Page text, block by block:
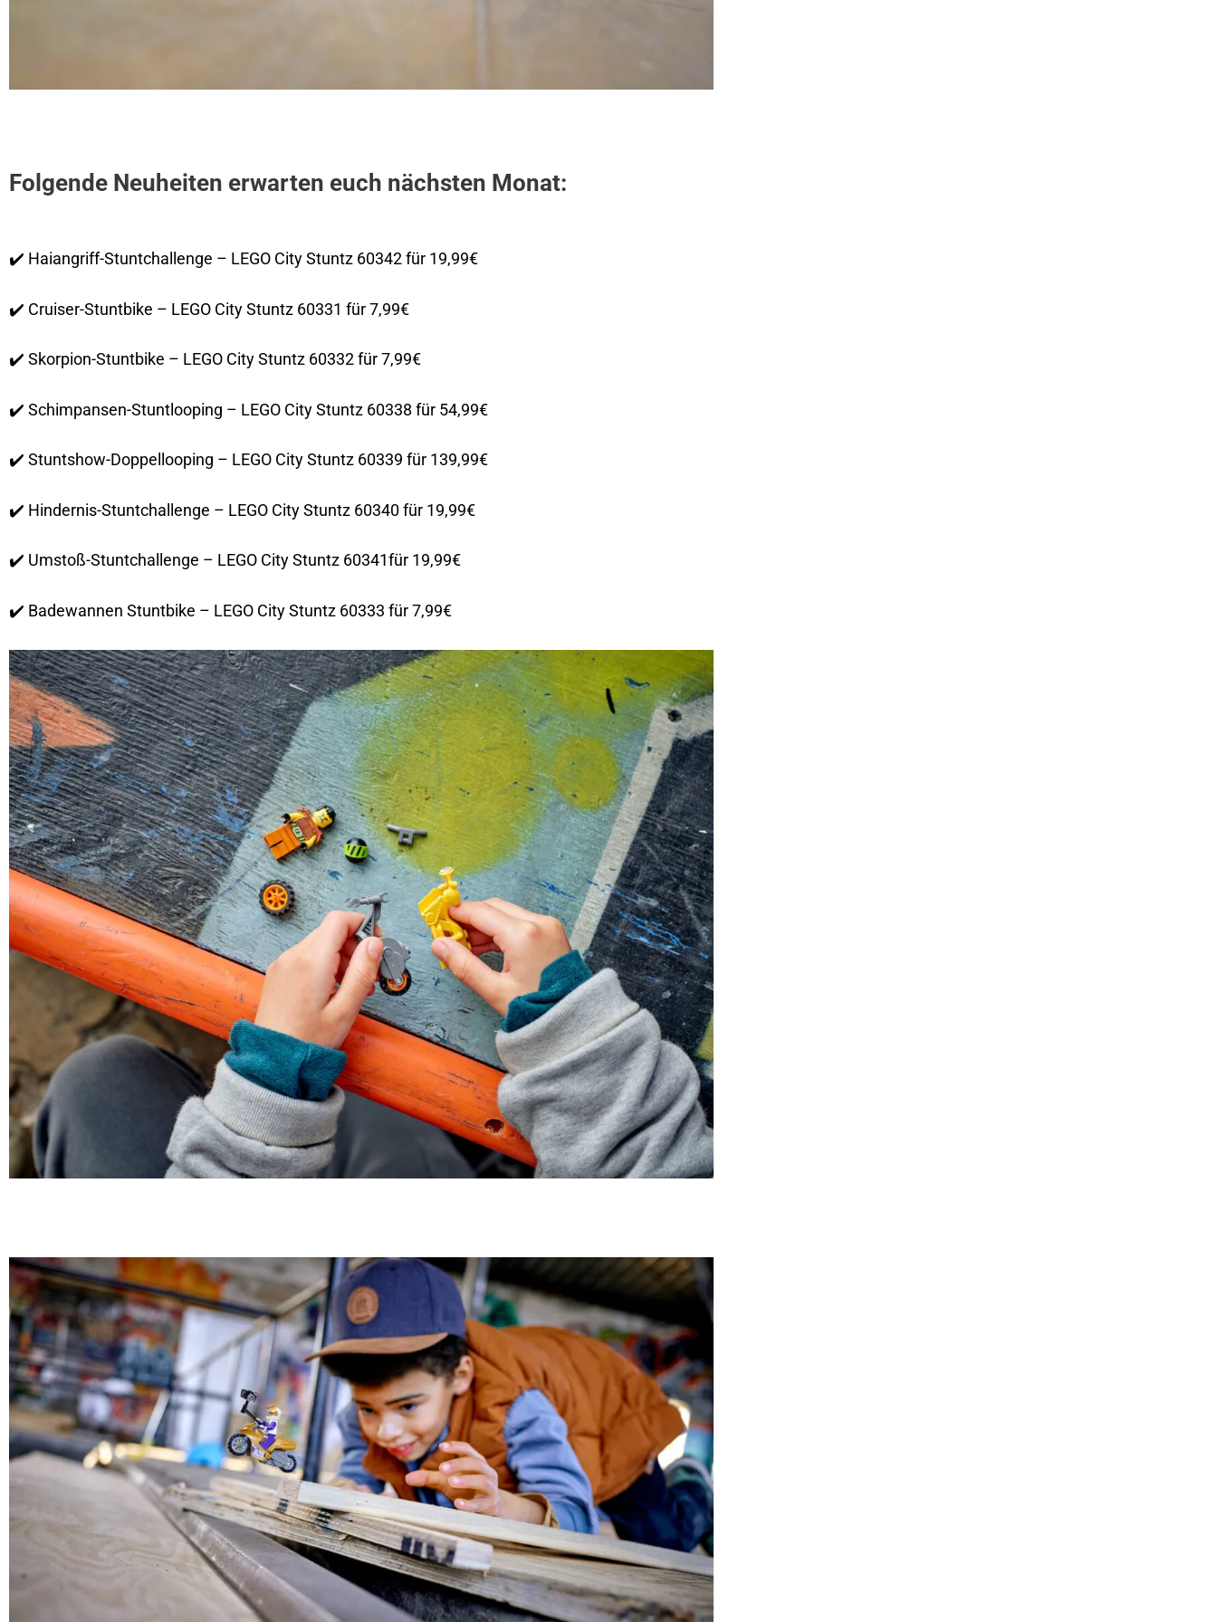
Folgende Neuheiten erwarten euch nächsten Monat:
✔️ Haiangriff-Stuntchallenge – LEGO City Stuntz 60342 für 19,99€
✔️ Cruiser-Stuntbike – LEGO City Stuntz 60331 für 7,99€
✔️ Skorpion-Stuntbike – LEGO City Stuntz 60332 für 7,99€
✔️ Schimpansen-Stuntlooping – LEGO City Stuntz 60338 für 54,99€
✔️ Stuntshow-Doppellooping – LEGO City Stuntz 60339 für 139,99€
✔️ Hindernis-Stuntchallenge – LEGO City Stuntz 60340 für 19,99€
✔️ Umstoß-Stuntchallenge – LEGO City Stuntz 60341für 19,99€
✔️ Badewannen Stuntbike – LEGO City Stuntz 60333 für 7,99€